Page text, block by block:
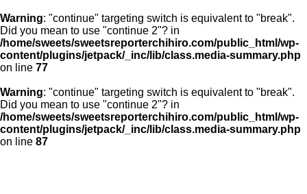
Warning: "continue" targeting switch is equivalent to "break".
Did you mean to use "continue 2"? in
/home/sweets/sweetsreporterchihiro.com/public_html/wp-
content/plugins/jetpack/_inc/lib/class.media-summary.php
on line 77
Warning: "continue" targeting switch is equivalent to "break".
Did you mean to use "continue 2"? in
/home/sweets/sweetsreporterchihiro.com/public_html/wp-
content/plugins/jetpack/_inc/lib/class.media-summary.php
on line 87